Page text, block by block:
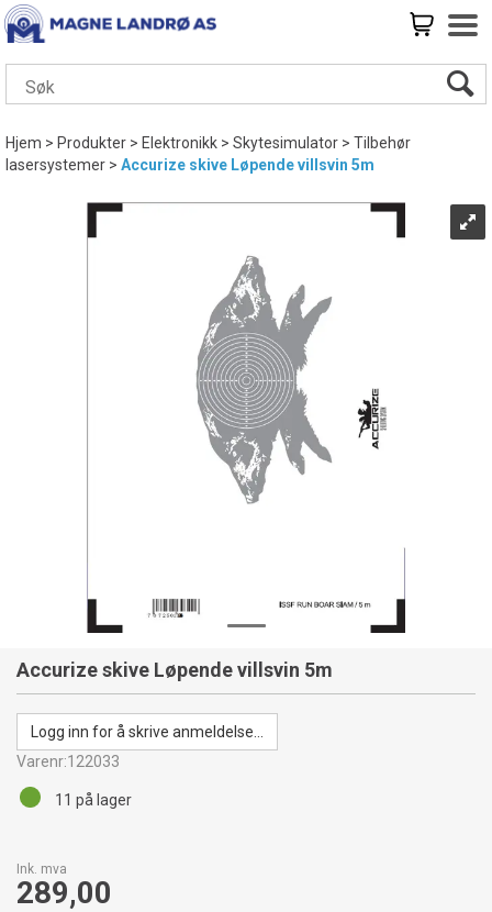
Hjem>Produkter>Elektronikk>Skytesimulator>Tilbehør
lasersystemer>Accurize skive Løpende villsvin 5m
Accurize skive Løpende villsvin 5m
Logg inn for å skrive anmeldelse...
Varenr:122033
Ink. mva
289,00
11 på lager